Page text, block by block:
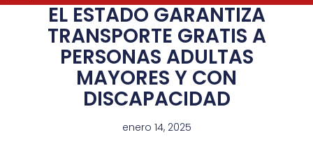
EL ESTADO GARANTIZA
TRANSPORTE GRATIS A
PERSONAS ADULTAS
MAYORES Y CON
DISCAPACIDAD
enero 14, 2025